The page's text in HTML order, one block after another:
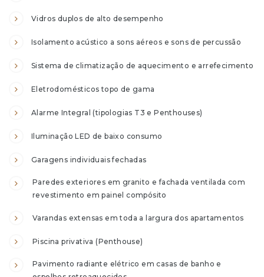
Vidros duplos de alto desempenho
Isolamento acústico a sons aéreos e sons de percussão
Sistema de climatização de aquecimento e arrefecimento
Eletrodomésticos topo de gama
Alarme Integral (tipologias T3 e Penthouses)
Iluminação LED de baixo consumo
Garagens individuais fechadas
Paredes exteriores em granito e fachada ventilada com
revestimento em painel compósito
Varandas extensas em toda a largura dos apartamentos
Piscina privativa (Penthouse)
Pavimento radiante elétrico em casas de banho e